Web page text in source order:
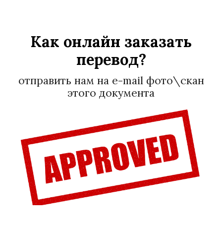
Как онлайн заказать
перевод?
отправить нам на e-mail фото\скан
этого документа